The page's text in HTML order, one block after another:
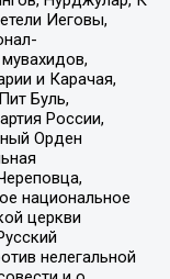
Иеговы,
и Карачая,
Буль,
России,
Орден
национальное
церкви
нелегальной